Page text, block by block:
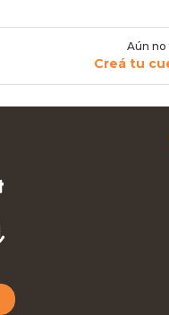
Aún no
Creá tu